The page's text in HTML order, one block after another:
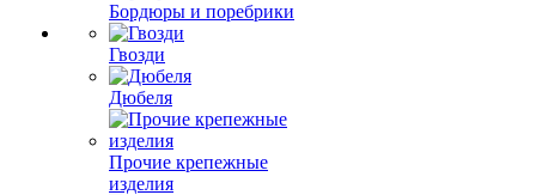
Бордюры и поребрики
Гвозди
Дюбеля
Прочие крепежные
изделия